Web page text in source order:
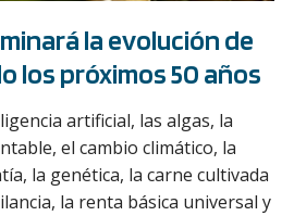
la evolución de
los próximos 50 años
artificial, las algas, la
el cambio climático, la
la genética, la carne cultivada
la renta básica universal y